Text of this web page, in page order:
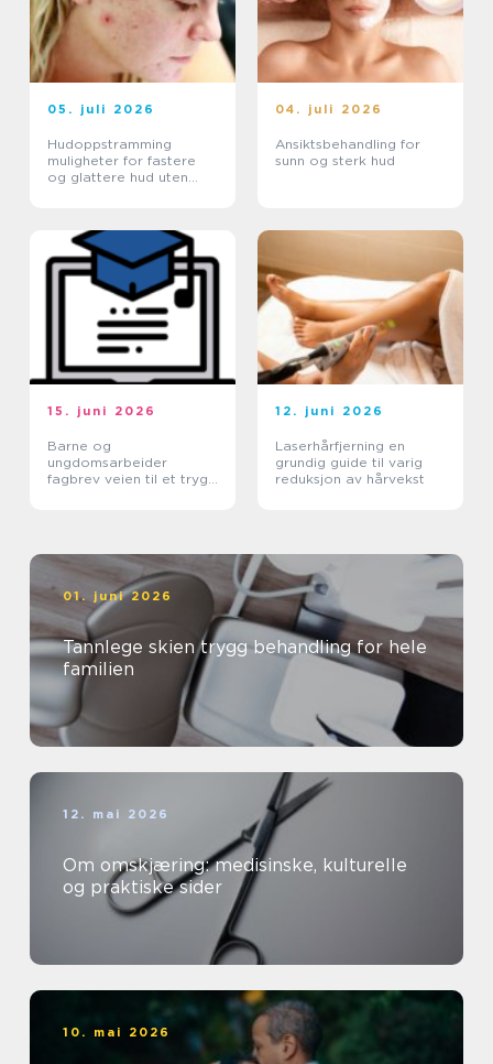
05. juli 2026
Hudoppstramming
muligheter for fastere
og glattere hud uten
04. juli 2026
Ansiktsbehandling for
sunn og sterk hud
15. juni 2026
Barne og
ungdomsarbeider
fagbrev veien til et trygt
12. juni 2026
Laserhårfjerning en
grundig guide til varig
reduksjon av hårvekst
01. juni 2026
Tannlege skien trygg behandling for hele
familien
12. mai 2026
Om omskjæring: medisinske, kulturelle
og praktiske sider
10. mai 2026